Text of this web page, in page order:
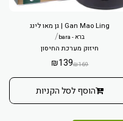
Gan Mao Ling | גן מאו לינג
ברא - bara /
חיזוק מערכת החיסון
₪169
₪139
הוסף לסל הקניות